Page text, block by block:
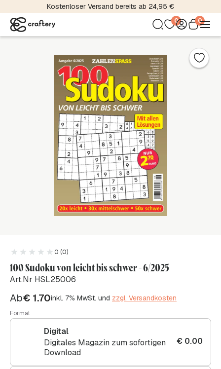
Über 5000 Material- und Farbvariationen
0 0
0 (0)
100 Sudoku von leicht bis schwer - 6/2025
Art.Nr HSL25006
Ab€ 1.70inkl. 7% MwSt. und zzgl. Versandkosten
Format
Digital
Digitales Magazin zum sofortigen
Download
€ 0.00